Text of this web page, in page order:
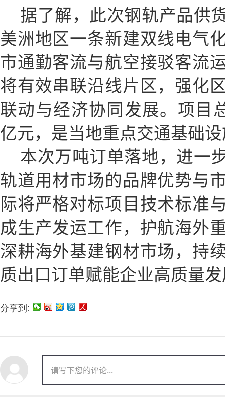
据了解，此次钢轨产品供
美洲地区一条新建双线电气
市通勤客流与航空接驳客流
将有效串联沿线片区，强化
联动与经济协同发展。项目
亿元，是当地重点交通基础
本次万吨订单落地，进一
轨道用材市场的品牌优势与
际将严格对标项目技术标准
成生产发运工作，护航海外
深耕海外基建钢材市场，持
质出口订单赋能企业高质量
分享到: